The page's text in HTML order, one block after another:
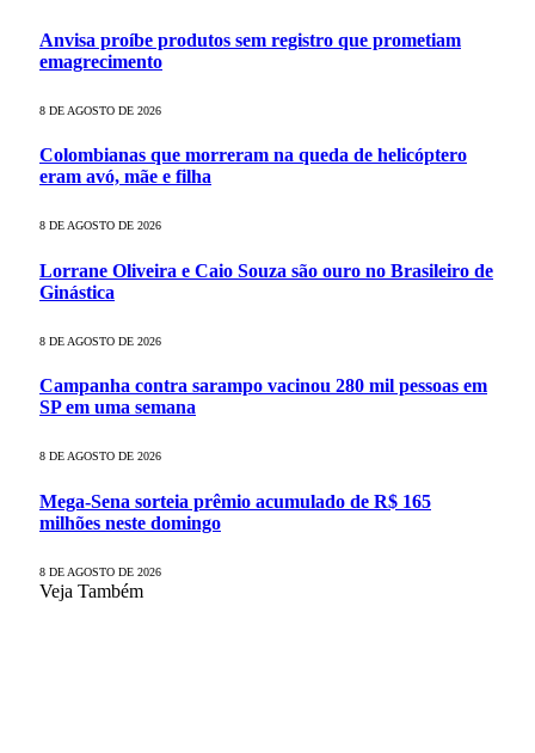
Anvisa proíbe produtos sem registro que prometiam
emagrecimento
8 DE AGOSTO DE 2026
Colombianas que morreram na queda de helicóptero
eram avó, mãe e filha
8 DE AGOSTO DE 2026
Lorrane Oliveira e Caio Souza são ouro no Brasileiro de
Ginástica
8 DE AGOSTO DE 2026
Campanha contra sarampo vacinou 280 mil pessoas em
SP em uma semana
8 DE AGOSTO DE 2026
Mega-Sena sorteia prêmio acumulado de R$ 165
milhões neste domingo
8 DE AGOSTO DE 2026
Veja Também